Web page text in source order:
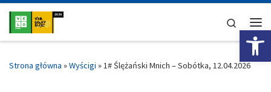
Przejdź do treści
Search
Strona główna »Wyścigi »1# Ślężański Mnich – Sobótka, 12.04.2026